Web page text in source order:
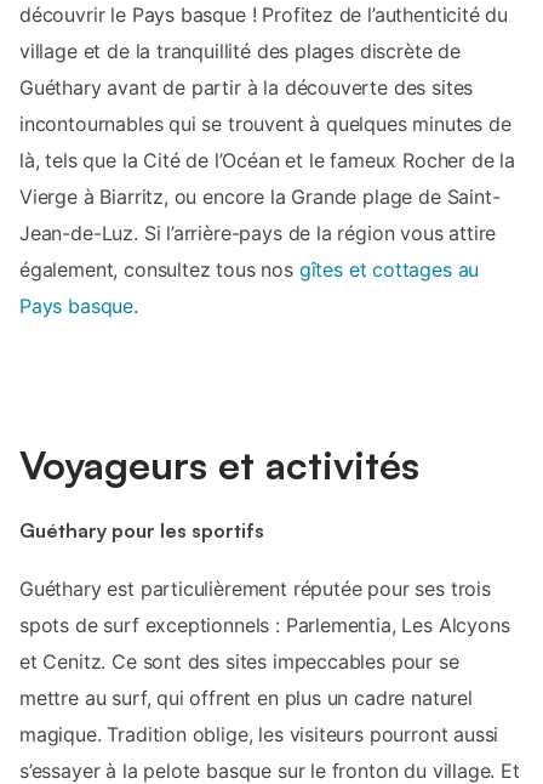
découvrir le Pays basque ! Profitez de l’authenticité du
village et de la tranquillité des plages discrète de
Guéthary avant de partir à la découverte des sites
incontournables qui se trouvent à quelques minutes de
là, tels que la Cité de l’Océan et le fameux Rocher de la
Vierge à Biarritz, ou encore la Grande plage de Saint-
Jean-de-Luz. Si l’arrière-pays de la région vous attire
également, consultez tous nos gîtes et cottages au
Pays basque.
Voyageurs et activités
Guéthary pour les sportifs
Guéthary est particulièrement réputée pour ses trois
spots de surf exceptionnels : Parlementia, Les Alcyons
et Cenitz. Ce sont des sites impeccables pour se
mettre au surf, qui offrent en plus un cadre naturel
magique. Tradition oblige, les visiteurs pourront aussi
s’essayer à la pelote basque sur le fronton du village. Et